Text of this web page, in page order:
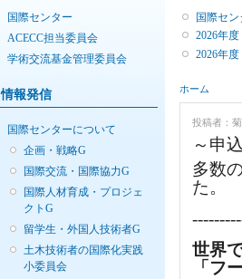
国際センター
ACECC担当委員会
学術交流基金管理委員会
情報発信
国際センターについて
企画・戦略G
国際交流・国際協力G
国際人材育成・プロジェ
クトG
留学生・外国人技術者G
土木技術者の国際化実践
小委員会
国際セン
2026年
2026年
現在地
ホーム
投稿者：
～申
多数
た。
世界
「フ